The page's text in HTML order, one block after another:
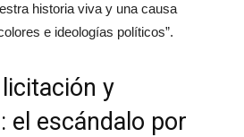
historia viva y una causa
e ideologías políticos”.
y
el escándalo por